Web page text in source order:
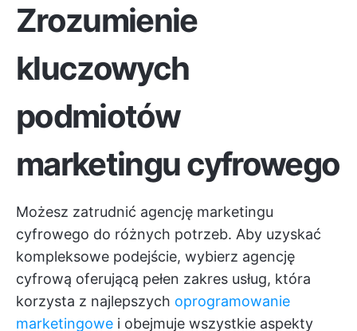
Zrozumienie
kluczowych
podmiotów
marketingu cyfrowego
Możesz zatrudnić agencję marketingu
cyfrowego do różnych potrzeb. Aby uzyskać
kompleksowe podejście, wybierz agencję
cyfrową oferującą pełen zakres usług, która
korzysta z najlepszych oprogramowanie
marketingowe i obejmuje wszystkie aspekty